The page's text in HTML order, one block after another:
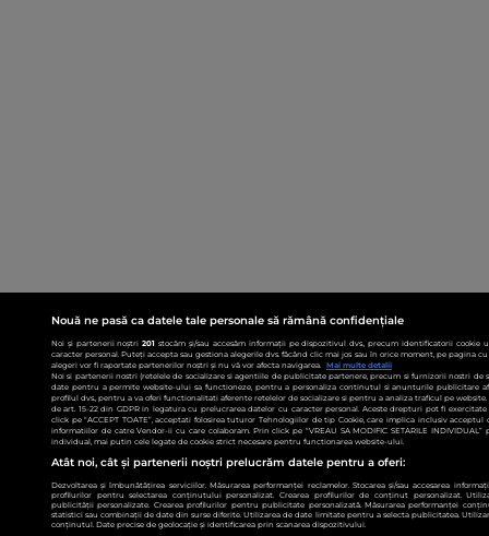
Nouă ne pasă ca datele tale personale să rămână confidențiale
Noi și partenerii noștri201 stocăm și/sau accesăm informații pe dispozitivul dvs., precum identificatorii
caracter personal. Puteți accepta sau gestiona alegerile dvs. făcând clic mai jos sau în orice moment, pe pagina
alegeri vor fi raportate partenerilor noștri și nu vă vor afecta navigarea.
Mai multe detalii
Noi si partenerii nostri (retelele de socializare si agentiile de publicitate partenere, precum si furnizorii nostri de
date pentru a permite website-ului sa functioneze, pentru a personaliza continutul si anunturile publicitare
profilul dvs., pentru a va oferi functionalitati aferente retelelor de socializare si pentru a analiza traficul pe
de art. 15-22 din GDPR in legatura cu prelucrarea datelor cu caracter personal. Aceste drepturi pot fi
click pe “ACCEPT TOATE”, acceptati folosirea tuturor Tehnologiilor de tip Cookie, care implica inclusiv acceptul
informatiilor de catre Vendor-ii cu care colaboram. Prin click pe “VREAU SA MODIFIC SETARILE
individual, mai putin cele legate de cookie strict necesare pentru functionarea website-ului.
Atât noi, cât și partenerii noștri prelucrăm datele pentru a oferi:
Dezvoltarea și îmbunătățirea serviciilor. Măsurarea performanței reclamelor. Stocarea și/sau accesarea
profilurilor pentru selectarea conținutului personalizat. Crearea profilurilor de conținut personalizat.
publicității personalizate. Crearea profilurilor pentru publicitate personalizată. Măsurarea performanței
statistici sau combinații de date din surse diferite. Utilizarea de date limitate pentru a selecta publicitatea.
conținutul. Date precise de geolocație și identificarea prin scanarea dispozitivului.